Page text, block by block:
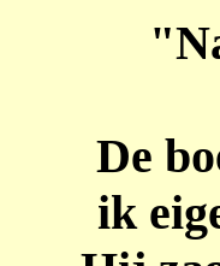
De
ik